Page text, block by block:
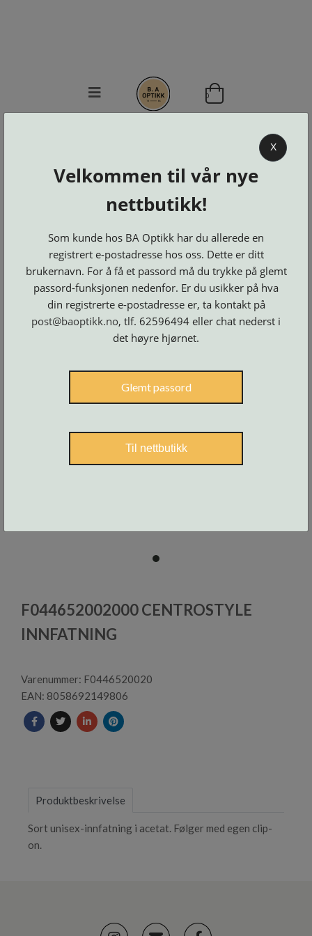
KONTAKT
BESTILL
LOGG INN
0
Brillerens
Brillesnorer
on
og
Suncover
Etuier
Innfatninger
Lesebriller
Luper
ogMaskiner
Microkluter
og
Skruer
Solbriller
Verktøy
og
tilbehør
item
of
1
F044652002000 CENTROSTYLE
INNFATNING
Varenummer: F0446520020
EAN: 8058692149806
Produktbeskrivelse
Sort unisex-innfatning i acetat. Følger med egen clip-
on.
X
Velkommen til vår nye
nettbutikk!
Som kunde hos BA Optikk har du allerede en
registrert e-postadresse hos oss. Dette er ditt
brukernavn. For å få et passord må du trykke på glemt
passord-funksjonen nedenfor. Er du usikker på hva
din registrerte e-postadresse er, ta kontakt på
post@baoptikk.no, tlf. 62596494 eller chat nederst i
det høyre hjørnet.
Glemt passord
Til nettbutikk